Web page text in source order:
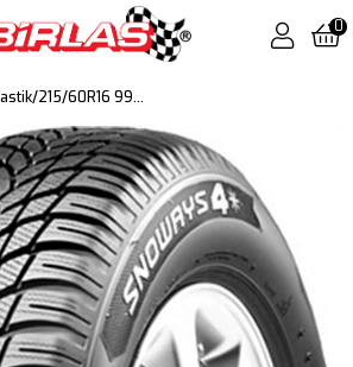
0
215/60R16 99H XL M+S SFM SNOWAYS 4 DOT:2024